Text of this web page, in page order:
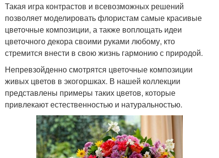
Такая игра контрастов и всевозможных решений
позволяет моделировать флористам самые красивые
цветочные композиции, а также воплощать идеи
цветочного декора своими руками любому, кто
стремится внести в свою жизнь гармонию с природой.
Непревзойденно смотрятся цветочные композиции
живых цветов в экогоршках. В нашей коллекции
представлены примеры таких цветов, которые
привлекают естественностью и натуральностью.